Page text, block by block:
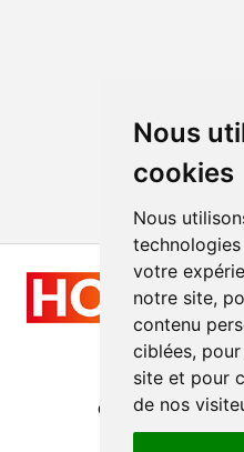
Nous
cookies
Nous
votre
notre site,
contenu
ciblées,
site et pour
de nos
Tous
© 2011 - 2026
Réalisation